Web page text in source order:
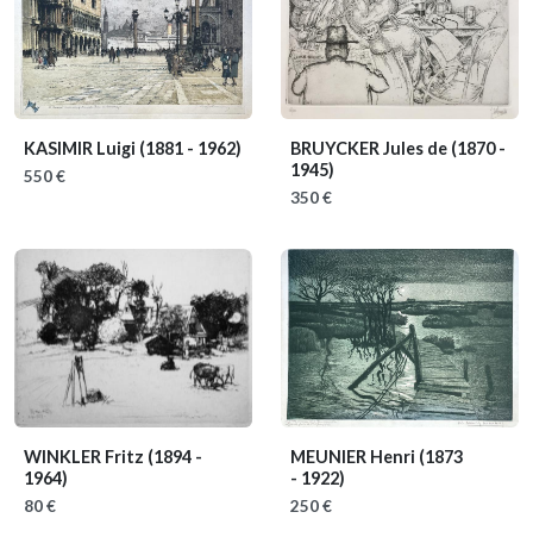
KASIMIR Luigi (1881 - 1962)
550 €
BRUYCKER Jules de (1870 -
1945)
350 €
WINKLER Fritz (1894 -
1964)
80 €
MEUNIER Henri (1873
- 1922)
250 €